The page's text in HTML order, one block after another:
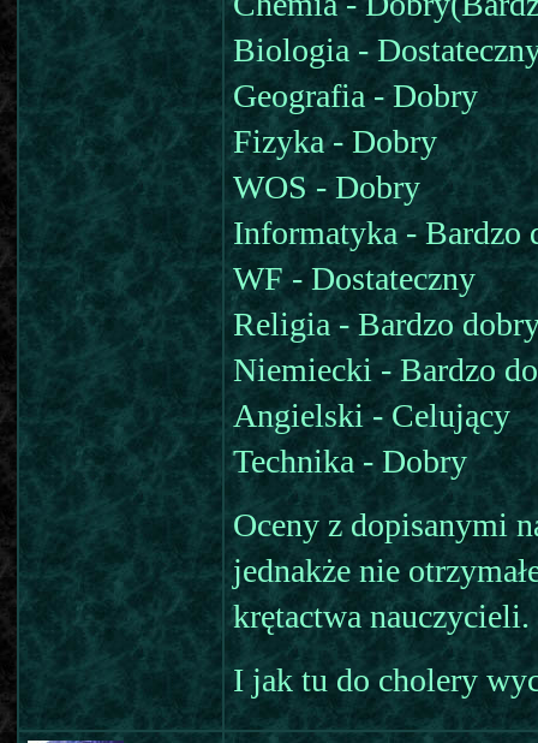
Biologia -
Geografia - Dobry
Fizyka - Dobry
WOS - Dobry
Informatyka - Bardzo
WF - Dostateczny
Religia - Bardzo
Niemiecki - Bardzo
Angielski - Celujący
Technika - Dobry
Oceny z dopisanymi
jednakże nie
krętactwa nauczycieli.
I jak tu do cholery